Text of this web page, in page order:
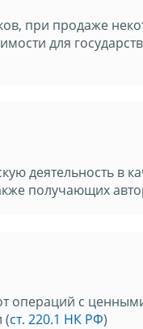
при продаже
для
деятельность в
получающих
операций с
(ст. 220.1 НК РФ)